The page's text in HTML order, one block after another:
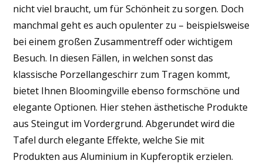
nicht viel braucht, um für Schönheit zu sorgen. Doch
manchmal geht es auch opulenter zu – beispielsweise
bei einem großen Zusammentreff oder wichtigem
Besuch. In diesen Fällen, in welchen sonst das
klassische Porzellangeschirr zum Tragen kommt,
bietet Ihnen Bloomingville ebenso formschöne und
elegante Optionen. Hier stehen ästhetische Produkte
aus Steingut im Vordergrund. Abgerundet wird die
Tafel durch elegante Effekte, welche Sie mit
Produkten aus Aluminium in Kupferoptik erzielen.